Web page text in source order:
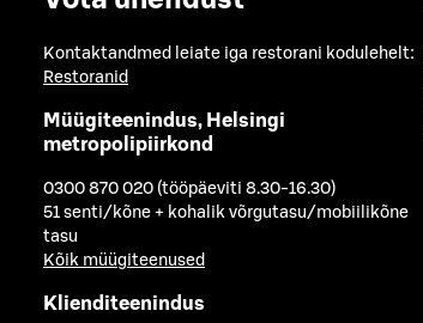
Kontaktandmed leiate iga restorani kodulehelt:
Restoranid
Müügiteenindus, Helsingi
metropolipiirkond
0300 870 020 (tööpäeviti 8.30-16.30)
51 senti/kõne + kohalik võrgutasu/mobiilikõne
tasu
Kõik müügiteenused
Klienditeenindus